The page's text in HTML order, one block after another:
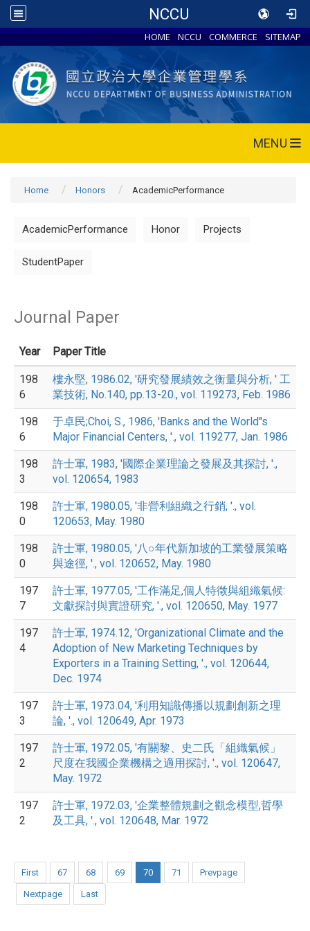
NCCU
HOME NCCU COMMERCE SITEMAP
MENU
Home Honors AcademicPerformance
AcademicPerformance Honor Projects
StudentPaper
Journal Paper
Year Paper Title
198
6
樓永堅, 1986.02, '研究發展績效之衡量與分析, ' 工
業技術, No.140, pp.13-20., vol. 119273, Feb. 1986
198
6
于卓民;Choi, S., 1986, 'Banks and the World''s
Major Financial Centers, '., vol. 119277, Jan. 1986
198
3
許士軍, 1983, '國際企業理論之發展及其探討, '.,
vol. 120654, 1983
198
0
許士軍, 1980.05, '非營利組織之行銷, '., vol.
120653, May. 1980
198
0
許士軍, 1980.05, '八○年代新加坡的工業發展策略
與途徑, '., vol. 120652, May. 1980
197
7
許士軍, 1977.05, '工作滿足,個人特徵與組織氣候:
文獻探討與實證研究, '., vol. 120650, May. 1977
197
4
許士軍, 1974.12, 'Organizational Climate and the
Adoption of New Marketing Techniques by
Exporters in a Training Setting, '., vol. 120644,
Dec. 1974
197
3
許士軍, 1973.04, '利用知識傳播以規劃創新之理
論, '., vol. 120649, Apr. 1973
197
2
許士軍, 1972.05, '有關黎、史二氏「組織氣候」
尺度在我國企業機構之適用探討, '., vol. 120647,
May. 1972
197
2
許士軍, 1972.03, '企業整體規劃之觀念模型,哲學
及工具, '., vol. 120648, Mar. 1972
First 67 68 69 70 71 Prevpage
Nextpage Last